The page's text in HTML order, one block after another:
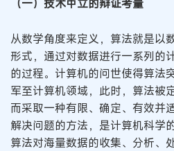
（一）技术中立的辩证考量
从数学角度来定义，算法就是以
形式，通过对数据进行一系列的
的过程。计算机的问世使得算法
军至计算机领域，此时，算法被
而采取一种有限、确定、有效并
解决问题的方法，是计算机科学
算法对海量数据的收集、分析、